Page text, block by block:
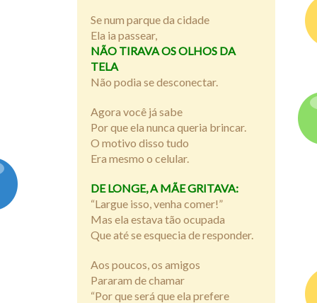
Se num parque da cidade
Ela ia passear,
NÃO TIRAVA OS OLHOS DA
TELA
Não podia se desconectar.
Agora você já sabe
Por que ela nunca queria brincar.
O motivo disso tudo
Era mesmo o celular.
DE LONGE, A MÃE GRITAVA:
“Largue isso, venha comer!”
Mas ela estava tão ocupada
Que até se esquecia de responder.
Aos poucos, os amigos
Pararam de chamar
“Por que será que ela prefere